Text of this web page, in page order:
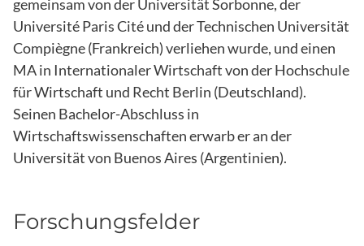
gemeinsam von der Universität Sorbonne, der
Université Paris Cité und der Technischen Universität
Compiègne (Frankreich) verliehen wurde, und einen
MA in Internationaler Wirtschaft von der Hochschule
für Wirtschaft und Recht Berlin (Deutschland).
Seinen Bachelor-Abschluss in
Wirtschaftswissenschaften erwarb er an der
Universität von Buenos Aires (Argentinien).
Forschungsfelder